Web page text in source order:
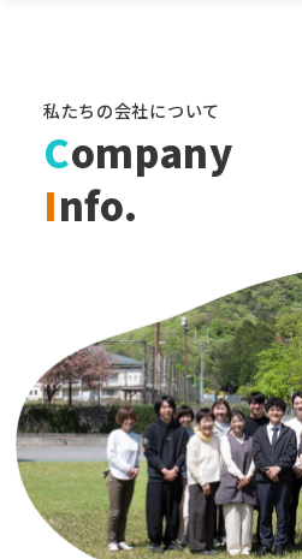
私たちの会社について
Company
Info.